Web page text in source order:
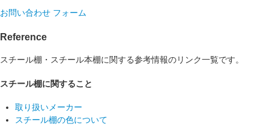
お問い合わせ フォーム
Reference
スチール棚・スチール本棚に関する参考情報のリンク一覧です。
スチール棚に関すること
取り扱いメーカー
スチール棚の色について